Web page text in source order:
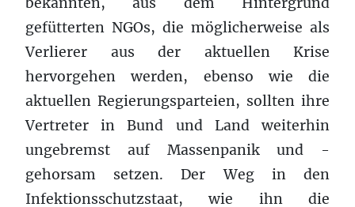
gefütterten NGOs, die möglicherweise als
Verlierer aus der aktuellen Krise
hervorgehen werden, ebenso wie die
aktuellen Regierungsparteien, sollten ihre
Vertreter in Bund und Land weiterhin
ungebremst auf Massenpanik und -
gehorsam setzen. Der Weg in den
Infektionsschutzstaat, wie ihn die